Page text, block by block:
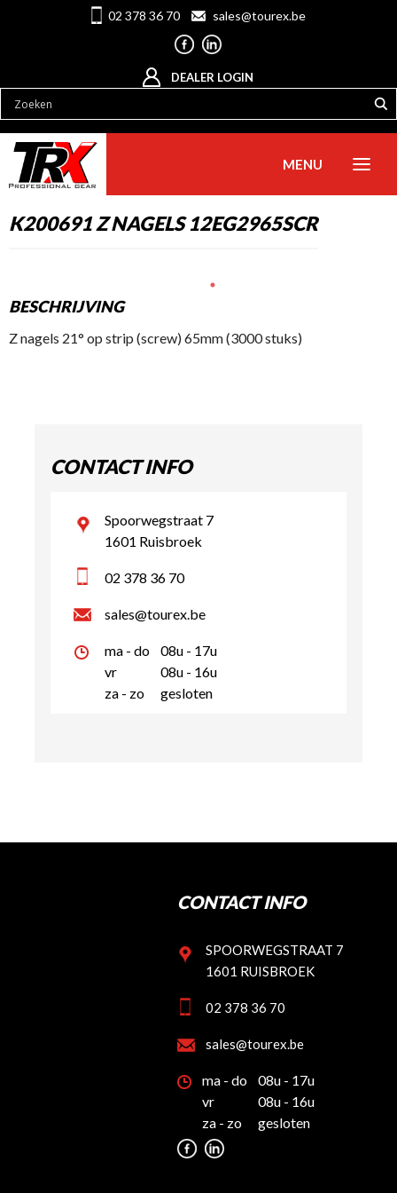
02 378 36 70 sales@tourex.be
DEALER LOGIN
MENU
K200691 Z NAGELS 12EG2965SCR
BESCHRIJVING
Z nagels 21° op strip (screw) 65mm (3000 stuks)
CONTACT INFO
Spoorwegstraat 7
1601 Ruisbroek
02 378 36 70
sales@tourex.be
ma - do
08u - 17u
vr
08u - 16u
za - zo
gesloten
CONTACT INFO
SPOORWEGSTRAAT 7
1601 RUISBROEK
02 378 36 70
sales@tourex.be
ma - do
08u - 17u
vr
08u - 16u
za - zo
gesloten